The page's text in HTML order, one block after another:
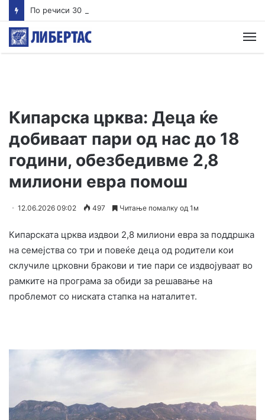
Кипарска црква: Деца ќе
добиваат пари од нас до 18
години, обезбедивме 2,8
милиони евра помош
12.06.2026 09:02 497 Читање помалку од 1м
Кипарската црква издвои 2,8 милиони евра за поддршка
на семејства со три и повеќе деца од родители кои
склучиле црковни бракови и тие пари се издвојуваат во
рамките на програма за обиди за решавање на
проблемот со ниската стапка на наталитет.